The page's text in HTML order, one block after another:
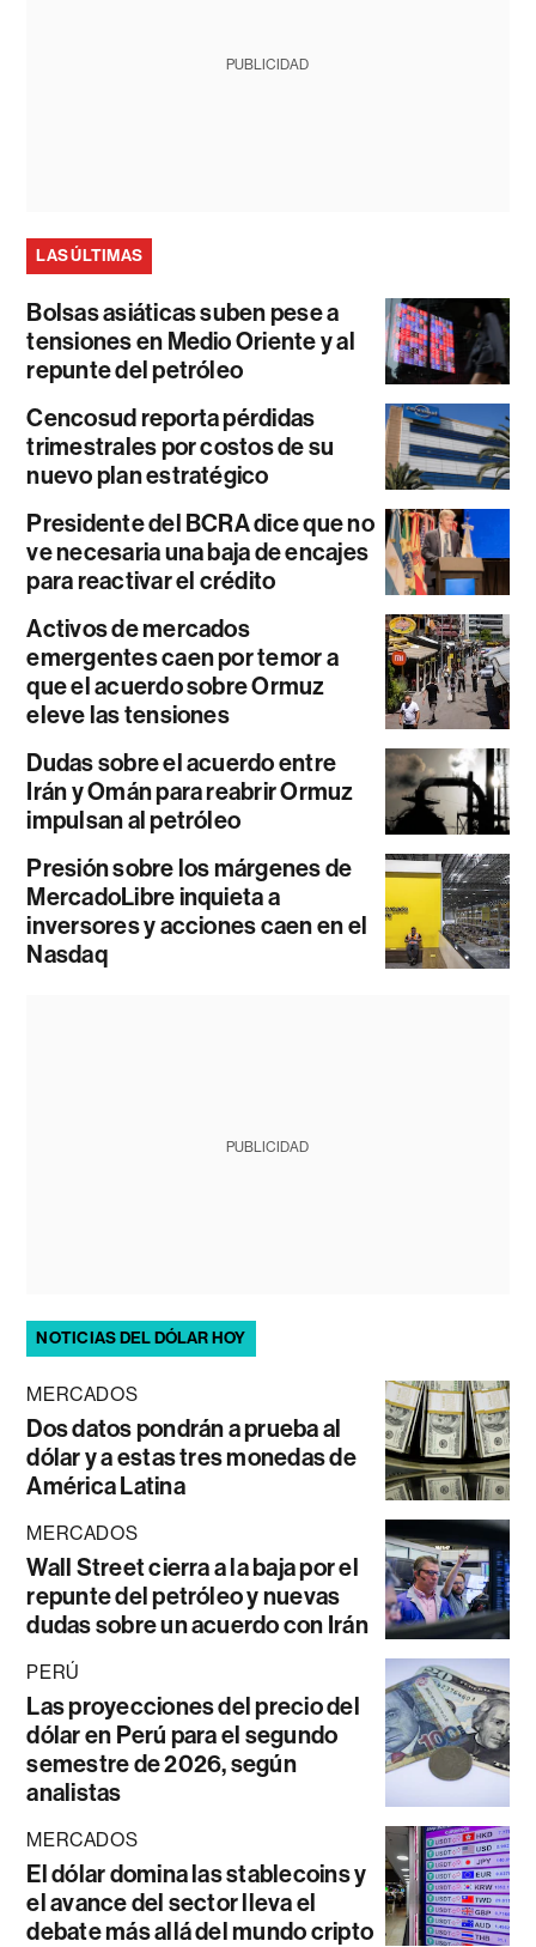
PUBLICIDAD
LAS ÚLTIMAS
Bolsas asiáticas suben pese a
tensiones en Medio Oriente y al
repunte del petróleo
Cencosud reporta pérdidas
trimestrales por costos de su
nuevo plan estratégico
Presidente del BCRA dice que no
ve necesaria una baja de encajes
para reactivar el crédito
Activos de mercados
emergentes caen por temor a
que el acuerdo sobre Ormuz
eleve las tensiones
Dudas sobre el acuerdo entre
Irán y Omán para reabrir Ormuz
impulsan al petróleo
Presión sobre los márgenes de
MercadoLibre inquieta a
inversores y acciones caen en el
Nasdaq
PUBLICIDAD
NOTICIAS DEL DÓLAR HOY
MERCADOS
Dos datos pondrán a prueba al
dólar y a estas tres monedas de
América Latina
MERCADOS
Wall Street cierra a la baja por el
repunte del petróleo y nuevas
dudas sobre un acuerdo con Irán
PERÚ
Las proyecciones del precio del
dólar en Perú para el segundo
semestre de 2026, según
analistas
MERCADOS
El dólar domina las stablecoins y
el avance del sector lleva el
debate más allá del mundo cripto